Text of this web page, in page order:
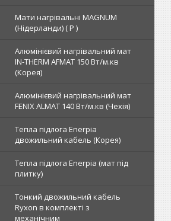
Мати нагрівальні MAGNUM
(Нідерланди) ( Р )
Алюмінієвий нагрівальний мат
IN-THERM AFMAT 150 Вт/м.кв
(Корея)
Алюмінієвий нагрівальний мат
FENIX ALMAT 140 Вт/м.кв (Чехія)
Тепла підлога Enerpia
двожильний кабель (Корея)
Тепла підлога Enerpia (мат під
плитку)
Тонкий двожильний кабель
Ryxon в комплекті з
механічним